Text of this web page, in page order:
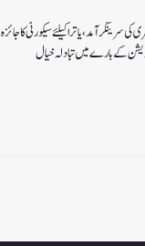
سرینگر آمد ،یاترا کیلئے سیکورٹی کا جائزہ
کے بارے میں تبادلہ خیال